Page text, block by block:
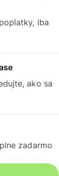
iba
ako sa
zadarmo